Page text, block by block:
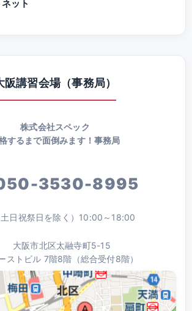
ット
阪講習会場（事務局）
株式会社スペック
するまで面倒みます！事務局
3530-8995
日祝祭日を除く）10:00～18:00
大阪市北区太融寺町5-15
ストビル 7階8階（総合受付8階）